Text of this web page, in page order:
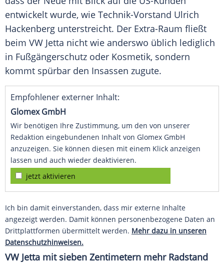
entwickelt wurde, wie Technik-Vorstand Ulrich
Hackenberg unterstreicht. Der Extra-Raum fließt
beim VW Jetta nicht wie anderswo üblich lediglich
in Fußgängerschutz oder Kosmetik, sondern
kommt spürbar den Insassen zugute.
Empfohlener externer Inhalt:
Glomex GmbH
Wir benötigen Ihre Zustimmung, um den von unserer
Redaktion eingebundenen Inhalt von Glomex GmbH
anzuzeigen. Sie können diesen mit einem Klick anzeigen
lassen und auch wieder deaktivieren.
jetzt aktivieren
Ich bin damit einverstanden, dass mir externe Inhalte
angezeigt werden. Damit können personenbezogene Daten an
Drittplattformen übermittelt werden. Mehr dazu in unseren
Datenschutzhinweisen.
VW Jetta mit sieben Zentimetern mehr Radstand